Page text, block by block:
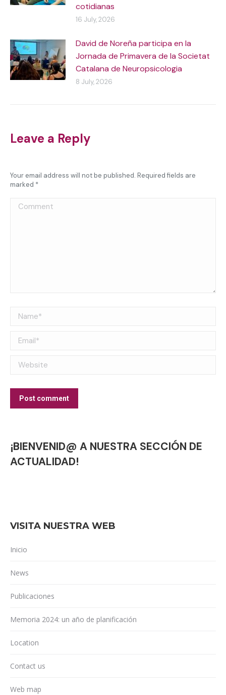
cotidianas
16 July, 2026
David de Noreña participa en la
Jornada de Primavera de la Societat
Catalana de Neuropsicologia
8 July, 2026
Leave a Reply
Your email address will not be published. Required fields are
marked *
Comment
Name *
Email *
Website
Post comment
¡BIENVENID@ A NUESTRA SECCIÓN DE
ACTUALIDAD!
VISITA NUESTRA WEB
Inicio
News
Publicaciones
Memoria 2024: un año de planificación
Location
Contact us
Web map